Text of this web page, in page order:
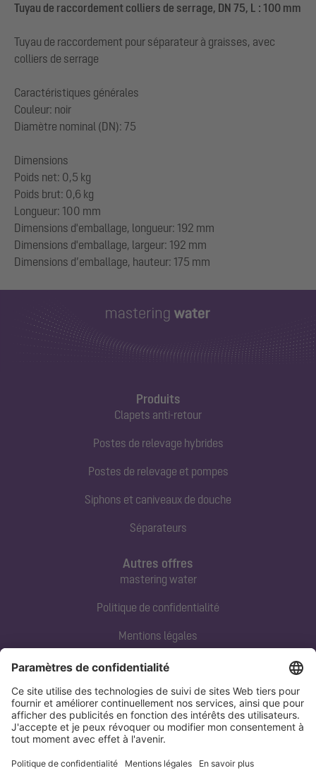
Tuyau de raccordement colliers de serrage, DN 75, L : 100 mm
Tuyau de raccordement pour séparateur à graisses, avec
colliers de serrage
Caractéristiques générales
Couleur: noir
Diamètre nominal (DN): 75
Dimensions
Poids net: 0,5 kg
Poids brut: 0,6 kg
Longueur: 100 mm
Dimensions d'emballage, longueur: 192 mm
Dimensions d'emballage, largeur: 192 mm
Produits
Clapets anti-retour
Postes de relevage hybrides
Postes de relevage et pompes
Siphons et caniveaux de douche
Séparateurs
Contact direct
Tel:+33 3 88 65 76 00
Email:info@kessel.fr
Autres offres
mastering water
Politique de confidentialité
Mentions légales